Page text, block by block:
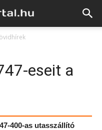
eseit a
400-as utasszállító